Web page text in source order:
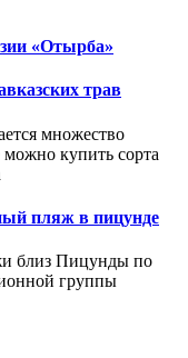
«Отырба»
трав
множество
можно купить сорта
пляж в пицунде
близ Пицунды по
группы